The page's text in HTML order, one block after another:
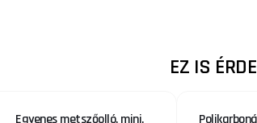
EZ IS
Egyenes metszőolló, mini,